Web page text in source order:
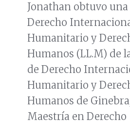
Jonathan obtuvo
Derecho
Humanitario y
Humanos (LL.M) de
de Derecho
Humanitario y
Humanos de
Maestría en Derecho